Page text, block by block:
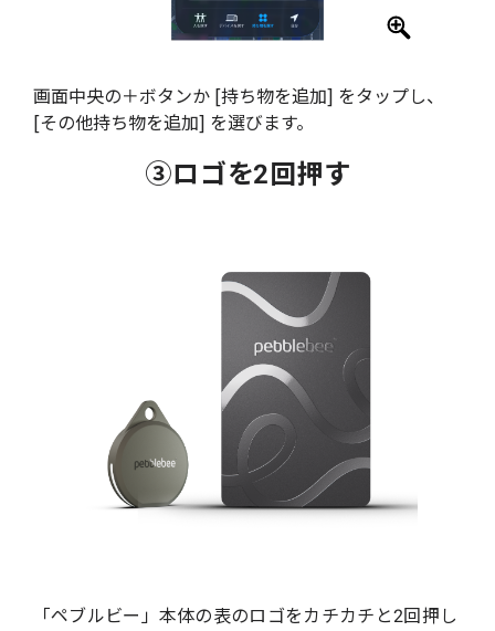
画面中央の＋ボタンか [持ち物を追加] をタップし、
[その他持ち物を追加] を選びます。
③ロゴを2回押す
「ペブルビー」本体の表のロゴをカチカチと2回押し